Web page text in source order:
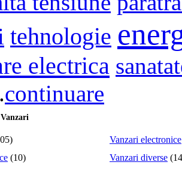
tehnologie
electrica
continuare
Vanzari electronice
(10) Vanzari diverse